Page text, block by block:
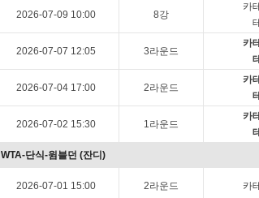
2026-07-09 10:00 8강
카
2026-07-07 12:05 3라운드
카
2026-07-04 17:00 2라운드
카
2026-07-02 15:30 1라운드
카
WTA-단식-윔블던 (잔디)
2026-07-01 15:00 2라운드 카